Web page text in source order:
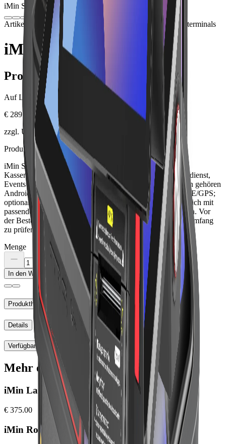
iMin Swift 1 Pro NFC Bild folgt in Kürze
Artikelnummer: IMINSW1P-NFC-4GB Hardware Kassenterminals
iMin Swift 1 Pro NFC
Produktinformationen
Auf Lager.
€ 289.00
zzgl. USt., zzgl. Versandkosten
Produktbeschreibung
iMin Swift 1 Pro NFC ist eine professionelle POS- und
Kassenterminal-Lösung für mobiler Verkauf, Lager, Lieferdienst,
Events und Service am Tisch. Zu den wichtigsten Eckdaten gehören
Android 13; 6,5 Zoll; 4/32 GB; Wi-Fi 5; Bluetooth 5.0; LTE/GPS;
optional NFC; IP54; Akku 2.500 mAh. Das Produkt lässt sich mit
passender Peripherie in einen Lonio-Arbeitsplatz integrieren. Vor
der Bestellung sind SKU, Variante, Anschlüsse und Lieferumfang
zu prüfen.
Menge
In den Warenkorb
Produkthinweise
Details
Verfügbarkeit
Mehr entdecken
iMin Lark 1
€ 375.00
iMin Roc 1